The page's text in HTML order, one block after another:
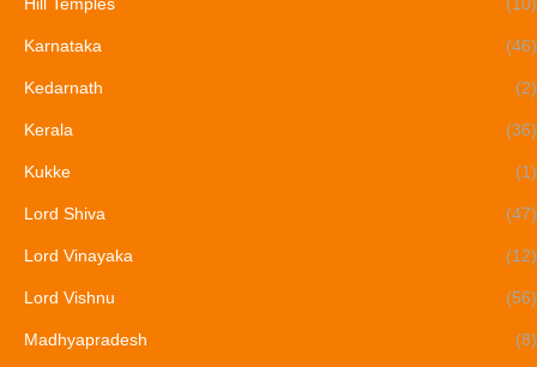
Karnataka (46)
Kedarnath (2)
Kerala (36)
Kukke (1)
Lord Shiva (47)
Lord Vinayaka (12)
Lord Vishnu (56)
Madhyapradesh (8)